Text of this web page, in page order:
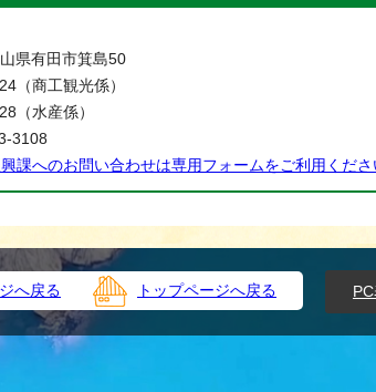
県有田市箕島50
（商工観光係）
（水産係）
3108
課へのお問い合わせは専用フォームをご利用くださ
へ戻る トップページへ戻る